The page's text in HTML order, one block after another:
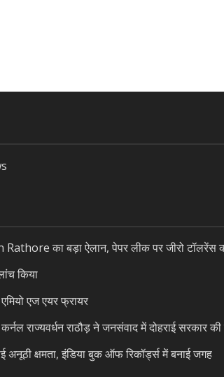
का बड़ा ऐलान, पेपर लीक पर जीरो टॉलरेंस
किया
एज एयर फ्रायर
राज्यवर्धन राठौड़ ने जनसंवाद में दोहराई सरकार की
अनूठी क्षमता, इंडिया बुक ऑफ रिकॉर्ड्स में बनाई जगह